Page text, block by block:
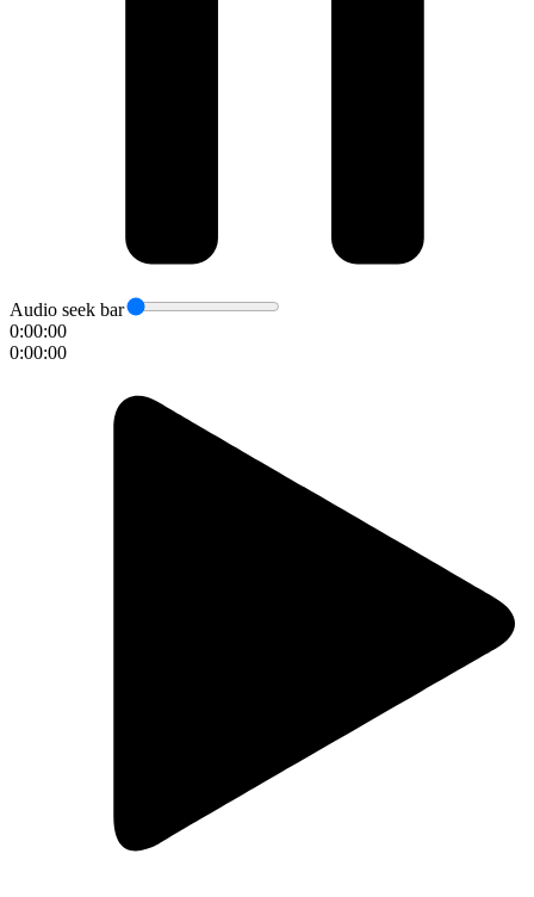
Audio seek bar
0:00:00
0:00:00